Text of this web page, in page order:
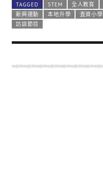
TAGGED STEM 全人教育
新興運動
本地升學 直資小學
訪談節目